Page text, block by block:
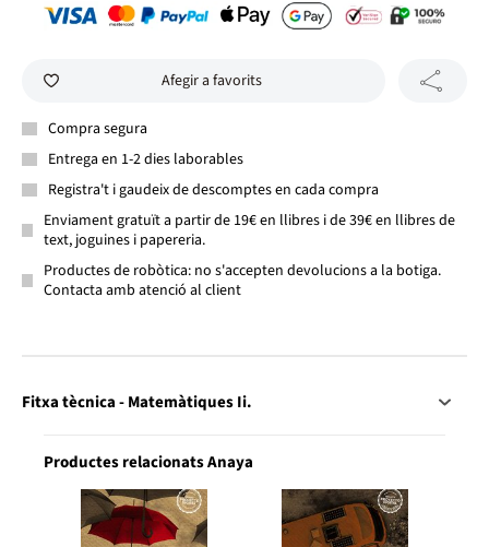
Afegir a favorits
Compra segura
Entrega en 1-2 dies laborables
Registra't i gaudeix de descomptes en cada compra
Enviament gratuït a partir de 19€ en llibres i de 39€ en llibres de
text, joguines i papereria.
Productes de robòtica: no s'accepten devolucions a la botiga.
Contacta amb atenció al client
Fitxa tècnica - Matemàtiques Ii.
Productes relacionats Anaya